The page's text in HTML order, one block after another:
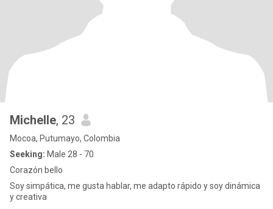
Michelle, 23
Mocoa, Putumayo, Colombia
Seeking: Male 28 - 70
Corazón bello
Soy simpática, me gusta hablar, me adapto rápido y soy dinámica
y creativa